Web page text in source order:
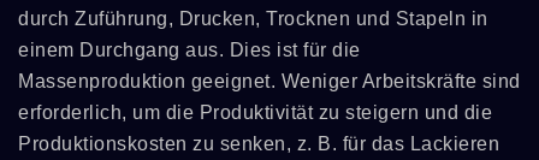
durch Zuführung, Drucken, Trocknen und Stapeln in
einem Durchgang aus. Dies ist für die
Massenproduktion geeignet. Weniger Arbeitskräfte sind
erforderlich, um die Produktivität zu steigern und die
Produktionskosten zu senken, z. B. für das Lackieren